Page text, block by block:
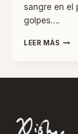
sangre en el
golpes….
LEER MÁS THE